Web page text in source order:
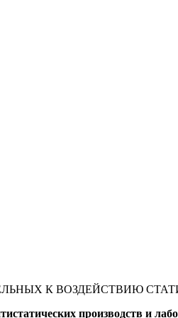
К ВОЗДЕЙСТВИЮ
производств и